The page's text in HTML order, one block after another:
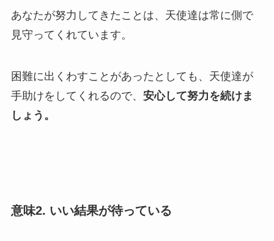
あなたが努力してきたことは、天使達は常に側で
見守ってくれています。
困難に出くわすことがあったとしても、天使達が
手助けをしてくれるので、 安心して努力を続けま
しょう。
意味2. いい結果が待っている